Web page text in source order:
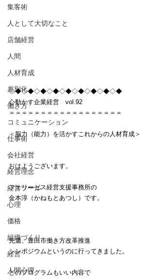
集客術
人として大切なこと
店舗経営
人間
人材育成
差別化
働き方
コミュニケーション
仕事術
会社経営
経営理念
経営ツール
心理
価格
組織づくり
経営
人間心理
◇◆◇◆◇◆◇◆◇◆◇◆◇◆◇◆◇◆
心動かす企業経営　vol.92
＝＝＝＝＝＝＝＝＝＝＝＝＝＝＝＝＝＝
＜脳力（能力）を活かすこれからの人材育成＞
おはようございます。
フェリーゼス経営支援事務所の
金本淳（かねもとあつし）です。
先週、豊田市働き方改革推進
シンポジウムというのに行ってきました。
どのプログラムもいい内容で